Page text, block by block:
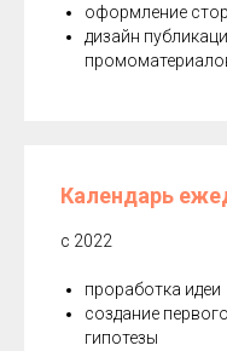
оформление
дизайн
Календарь
с 2022
проработка идеи
создание
гипотезы